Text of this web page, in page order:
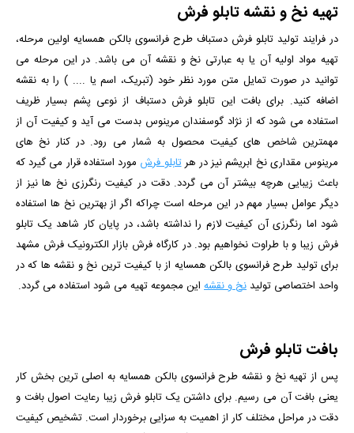
تهیه نخ و نقشه تابلو فرش
در فرایند تولید تابلو فرش دستباف طرح فرانسوی بالکن همسایه اولین مرحله،
تهیه مواد اولیه آن یا به عبارتی نخ و نقشه آن می باشد. در این مرحله می
توانید در صورت تمایل متن مورد نظر خود (تبریک، اسم یا .... ) را به نقشه
اضافه کنید. برای بافت این تابلو فرش دستباف از نوعی پشم بسیار ظریف
استفاده می شود که از نژاد گوسفندان مرینوس بدست می آید و کیفیت آن از
مهمترین شاخص های کیفیت محصول به شمار می رود. در کنار نخ های
مرینوس مقداری نخ ابریشم نیز در هرتابلو فرش مورد استفاده قرار می گیرد که
باعث زیبایی هرچه بیشتر آن می گردد. دقت در کیفیت رنگرزی نخ ها نیز از
دیگر عوامل بسیار مهم در این مرحله است چراکه اگر از بهترین نخ ها استفاده
شود اما رنگرزی آن کیفیت لازم را نداشته باشد، در پایان کار شاهد یک تابلو
فرش زیبا و با طراوت نخواهیم بود. در کارگاه فرش بازار الکترونیک فرش مشهد
برای تولید طرحفرانسوی بالکن همسایه از با کیفیت ترین نخ و نقشه ها که در
واحد اختصاصی تولید نخ و نقشه این مجموعه تهیه می شود استفاده می گردد.
بافت تابلو فرش
پس از تهیه نخ و نقشه طرحفرانسوی بالکن همسایه به اصلی ترین بخش کار
یعنی بافت آن می رسیم. برای داشتن یک تابلو فرش زیبا رعایت اصول بافت و
دقت در مراحل مختلف کار از اهمیت به سزایی برخوردار است. تشخیص کیفیت